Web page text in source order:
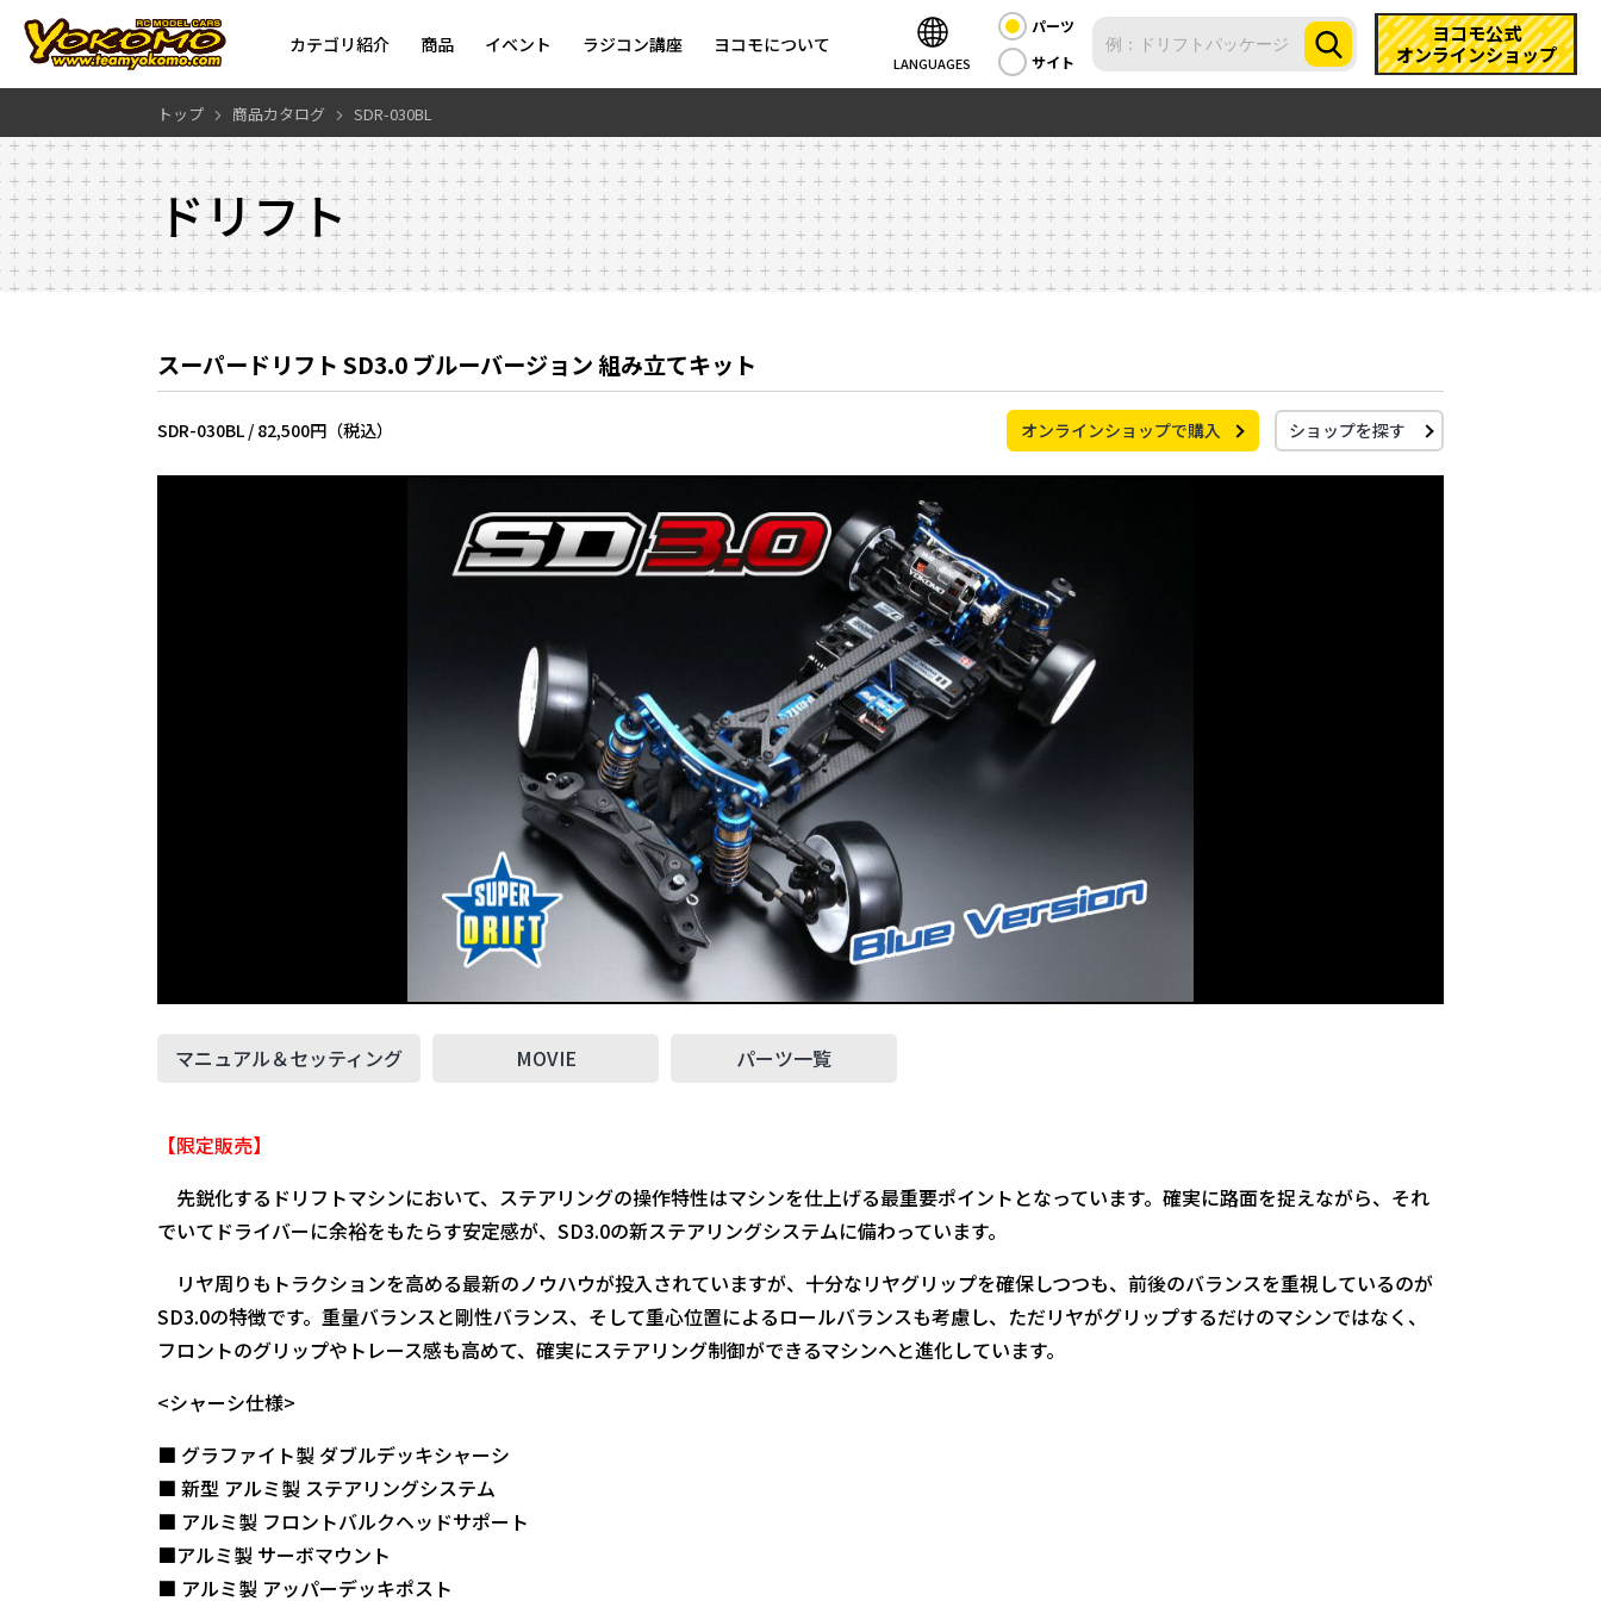
カテゴリ紹介 商品 イベント ラジコン講座 ヨコモについて
LANGUAGES
パーツ
サイト
ヨコモ公式
オンラインショップ
トップ 商品カタログ SDR-030BL
ドリフト
スーパードリフト SD3.0 ブルーバージョン 組み立てキット
SDR-030BL / 82,500円（税込） オンラインショップで購入 ショップを探す
マニュアル＆セッティング MOVIE パーツ一覧
【限定販売】
先鋭化するドリフトマシンにおいて、ステアリングの操作特性はマシンを仕上げる最重要ポイントとなっています。確実に路面を捉えながら、それ
でいてドライバーに余裕をもたらす安定感が、SD3.0の新ステアリングシステムに備わっています。
リヤ周りもトラクションを高める最新のノウハウが投入されていますが、十分なリヤグリップを確保しつつも、前後のバランスを重視しているのが
SD3.0の特徴です。重量バランスと剛性バランス、そして重心位置によるロールバランスも考慮し、ただリヤがグリップするだけのマシンではなく、
フロントのグリップやトレース感も高めて、確実にステアリング制御ができるマシンへと進化しています。
<シャーシ仕様>
■ グラファイト製 ダブルデッキシャーシ
■ 新型 アルミ製 ステアリングシステム
■ アルミ製 フロントバルクヘッドサポート
■アルミ製 サーボマウント
■ アルミ製 アッパーデッキポスト